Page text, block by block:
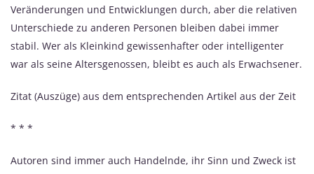
Veränderungen und Entwicklungen durch, aber die relativen
Unterschiede zu anderen Personen bleiben dabei immer
stabil. Wer als Kleinkind gewissenhafter oder intelligenter
war als seine Altersgenossen, bleibt es auch als Erwachsener.
Zitat (Auszüge) aus dem entsprechenden Artikel aus der Zeit
* * *
Autoren sind immer auch Handelnde, ihr Sinn und Zweck ist